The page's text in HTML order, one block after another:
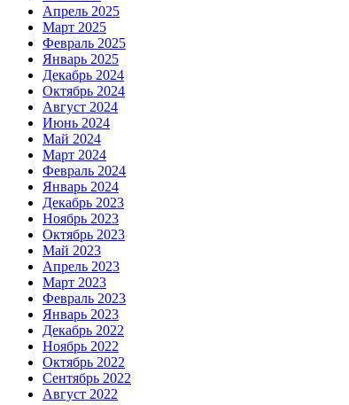
Апрель 2025
Март 2025
Февраль 2025
Январь 2025
Декабрь 2024
Октябрь 2024
Август 2024
Июнь 2024
Май 2024
Март 2024
Февраль 2024
Январь 2024
Декабрь 2023
Ноябрь 2023
Октябрь 2023
Май 2023
Апрель 2023
Март 2023
Февраль 2023
Январь 2023
Декабрь 2022
Ноябрь 2022
Октябрь 2022
Сентябрь 2022
Август 2022